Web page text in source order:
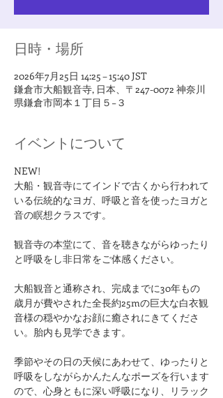
日時・場所
2026年7月25日 14:25 – 15:40 JST
鎌倉市大船観音寺, 日本、〒247-0072 神奈川
県鎌倉市岡本１丁目５−３
イベントについて
NEW!
大船・観音寺にてインドで古くから行われて
いる伝統的なヨガ、呼吸と音を使ったヨガと
音の瞑想クラスです。
​観音寺の本堂にて、音を聴きながらゆったり
と呼吸をし非日常をご体感ください。
大船観音と通称され、完成までに30年もの
歳月が費やされた全長約25mの巨大な白衣観
音様の穏やかなお顔に癒されにきてくださ
い。胎内も見学できます。
季節やその日の天候にあわせて、ゆったりと
呼吸をしながらかんたんなポーズを行います
ので、心身ともに深い呼吸になり、リラック